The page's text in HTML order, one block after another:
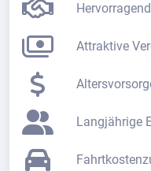
Attraktive
Langjährige